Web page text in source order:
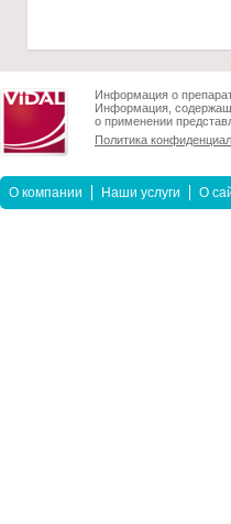
Информация о
Информация,
о применении
Политика
О компании Наши услуги О